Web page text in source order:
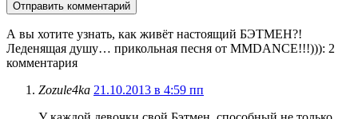
А вы хотите узнать, как живёт настоящий БЭТМЕН?!
Леденящая душу… прикольная песня от MMDANCE!!!))): 2
комментария
Zozule4ka 21.10.2013 в 4:59 пп